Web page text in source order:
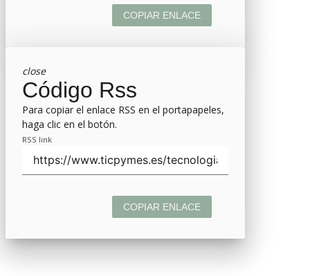
COPIAR ENLACE
close
Código Rss
Para copiar el enlace RSS en el portapapeles,
haga clic en el botón.
RSS link
COPIAR ENLACE